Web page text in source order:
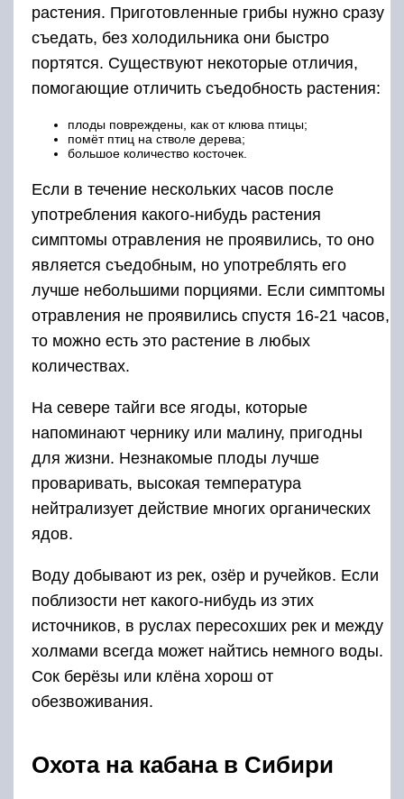
растения. Приготовленные грибы нужно сразу
съедать, без холодильника они быстро
портятся. Существуют некоторые отличия,
помогающие отличить съедобность растения:
плоды повреждены, как от клюва птицы;
помёт птиц на стволе дерева;
большое количество косточек.
Если в течение нескольких часов после
употребления какого-нибудь растения
симптомы отравления не проявились, то оно
является съедобным, но употреблять его
лучше небольшими порциями. Если симптомы
отравления не проявились спустя 16-21 часов,
то можно есть это растение в любых
количествах.
На севере тайги все ягоды, которые
напоминают чернику или малину, пригодны
для жизни. Незнакомые плоды лучше
проваривать, высокая температура
нейтрализует действие многих органических
ядов.
Воду добывают из рек, озёр и ручейков. Если
поблизости нет какого-нибудь из этих
источников, в руслах пересохших рек и между
холмами всегда может найтись немного воды.
Сок берёзы или клёна хорош от
обезвоживания.
Охота на кабана в Сибири